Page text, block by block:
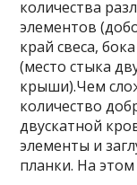
количества
элементов
край свеса,
(место стыка
крыши).Чем
количество
двускатной
элементы и
планки. На этом